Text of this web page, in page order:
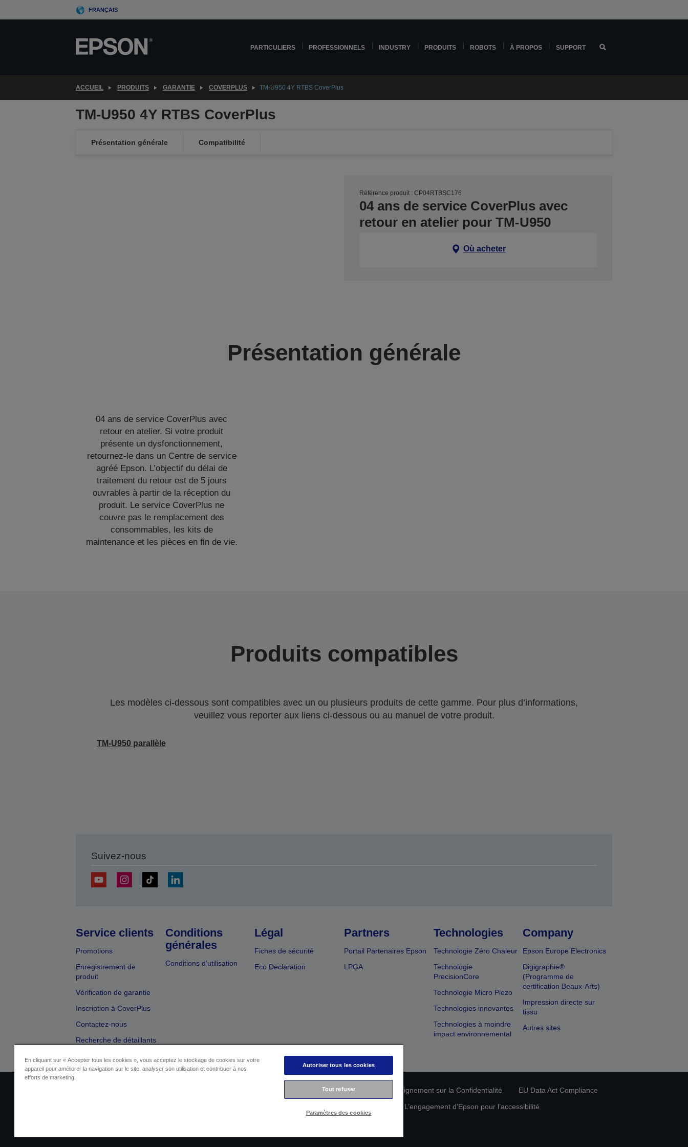
to
FRANÇAIS
PARTICULIERS PROFESSIONNELS INDUSTRY PRODUITS ROBOTS À PROPOS SUPPORT
ACCUEIL PRODUITS GARANTIE COVERPLUS TM-U950 4Y RTBS CoverPlus
TM-U950 4Y RTBS CoverPlus
Présentation générale Compatibilité
Référence produit : CP04RTBSC176
04 ans de service CoverPlus avec
retour en atelier pour TM-U950
Où acheter
Présentation générale
04 ans de service CoverPlus avec
retour en atelier. Si votre produit
présente un dysfonctionnement,
retournez-le dans un Centre de service
agréé Epson. L’objectif du délai de
traitement du retour est de 5 jours
ouvrables à partir de la réception du
produit. Le service CoverPlus ne
couvre pas le remplacement des
consommables, les kits de
maintenance et les pièces en fin de vie.
Produits compatibles
Les modèles ci-dessous sont compatibles avec un ou plusieurs produits de cette gamme. Pour plus d’informations,
veuillez vous reporter aux liens ci-dessous ou au manuel de votre produit.
TM-U950 parallèle
Suivez-nous
Service clients
Promotions
Enregistrement de
produit
Vérification de garantie
Inscription à CoverPlus
Contactez-nous
Recherche de détaillants
Conditions
générales
Conditions d’utilisation
Légal
Fiches de sécurité
Eco Declaration
Partners
Portail Partenaires Epson
LPGA
Technologies
Technologie Zéro Chaleur
Technologie
PrecisionCore
Technologie Micro Piezo
Technologies innovantes
Technologies à moindre
impact environnemental
Company
Epson Europe Electronics
Digigraphie®
(Programme de
certification Beaux-Arts)
Impression directe sur
tissu
Autres sites
Déclaration de Renseignement sur la Confidentialité
EU Data Act Compliance
L’engagement d’Epson pour l’accessibilité
En cliquant sur « Accepter tous les cookies », vous acceptez le stockage de cookies sur votre
appareil pour améliorer la navigation sur le site, analyser son utilisation et contribuer à nos
efforts de marketing.
Autoriser tous les cookies
Tout refuser
Paramètres des cookies